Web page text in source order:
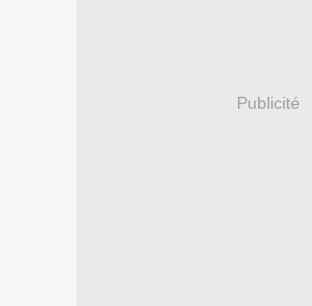
Publicité